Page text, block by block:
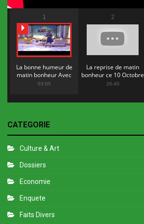
1
La bonne humeur de
matin bonheur Avec
Flopy Mendosa
03:05
2
La reprise de matin
bonheur ce 10 Octobre
2022
26:40
CATEGORIE
Culture & Art
Dossiers
Economie
Enquete
Faits Divers